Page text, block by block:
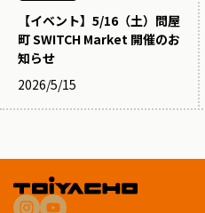
【イベント】5/16（土）問屋
町 SWITCH Market 開催のお
知らせ
2026/5/15